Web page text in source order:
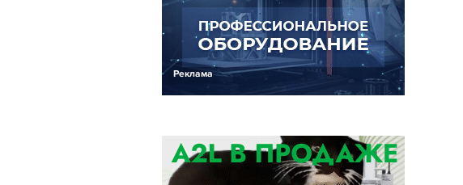
Реклама